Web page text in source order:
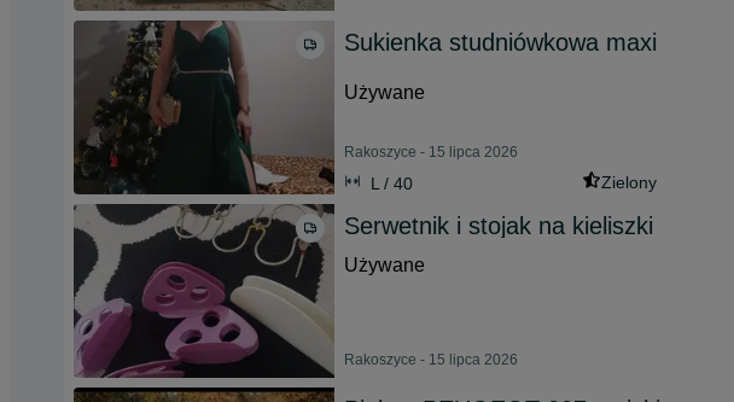
Sukienka studniówkowa maxi
Używane
Rakoszyce - 15 lipca 2026
L / 40 Zielony
Serwetnik i stojak na kieliszki
Używane
Rakoszyce - 15 lipca 2026